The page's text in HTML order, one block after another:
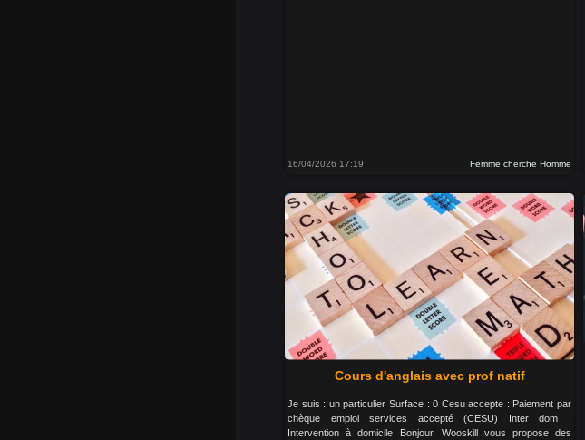
16/04/2026 17:19 Femme cherche Homme
Cours d'anglais avec prof natif
Je suis : un particulier Surface : 0 Cesu accepte : Paiement par
chèque emploi services accepté (CESU) Inter dom :
Intervention à domicile Bonjour, Wooskill vous propose des